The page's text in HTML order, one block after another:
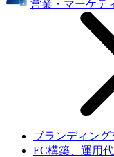
営業・マーケテ
ブランディング
EC構築、運用